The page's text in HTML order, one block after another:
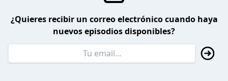
¿Quieres recibir un correo electrónico cuando haya
nuevos episodios disponibles?